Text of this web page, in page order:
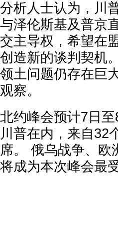
分析人士认为，川
与泽伦斯基及普京
交主导权，希望在
创造新的谈判契机
领土问题仍存在巨
观察。
北约峰会预计7日
川普在内，来自32
席。 俄乌战争、欧
将成为本次峰会最